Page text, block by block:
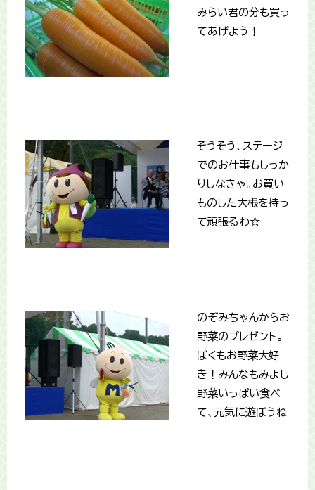
みらい君の分も買っ
てあげよう！
そうそう、ステージ
でのお仕事もしっか
りしなきゃ。お買い
ものした大根を持っ
て頑張るわ☆
のぞみちゃんからお
野菜のプレゼント。
ぼくもお野菜大好
き！みんなもみよし
野菜いっぱい食べ
て、元気に遊ぼうね